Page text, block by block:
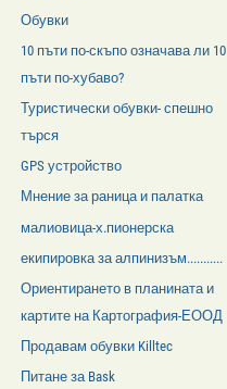
Обувки
10 пъти по-скъпо означава ли 10
пъти по-хубаво?
Туристически обувки- спешно
търся
GPS устройство
Мнение за раница и палатка
малиовица-х.пионерска
екипировка за алпинизъм...........
Ориентирането в планината и
картите на Картография-ЕООД
Продавам обувки Killtec
Питане за Bask